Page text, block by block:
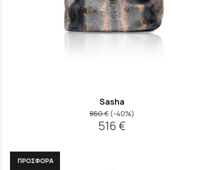
Sasha
860 € (-40%)
516 €
ΠΡΟΣΦΟΡΑ